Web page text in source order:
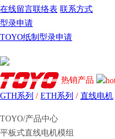
在线留言联络表 联系方式
型录申请
TOYO纸制型录申请
热销产品
GTH系列 / ETH系列 / 直线电机
TOYO/产品中心
平板式直线电机模组